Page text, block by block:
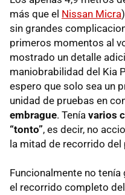
más que el Nissan Micra
sin grandes
primeros momentos al
mostrado un detalle
maniobrabilidad del Kia
espero que solo sea un
unidad de pruebas en
embrague. Tenía varios
“tonto”, es decir, no
la mitad de recorrido del
Funcionalmente no
el recorrido completo